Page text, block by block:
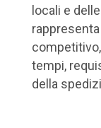
locali e
tempi,
della